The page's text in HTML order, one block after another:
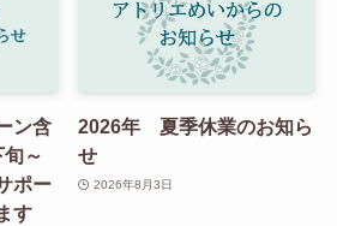
ン含
～
ポー
す
2026年 夏季休業のお知ら
せ
2026年8月3日